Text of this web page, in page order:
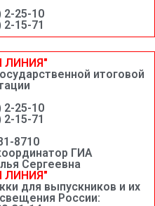
2-25-10
2-15-71
ЛИНИЯ"
итоговой
2-25-10
2-15-71
8710
ГИА
Сергеевна
ЛИНИЯ"
для выпускников и их
России: